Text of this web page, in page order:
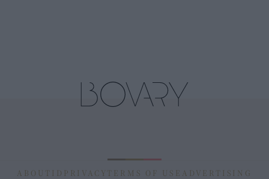
ABOUT ID PRIVACY TERMS OF USE ADVERTISING